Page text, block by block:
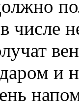
числе
и